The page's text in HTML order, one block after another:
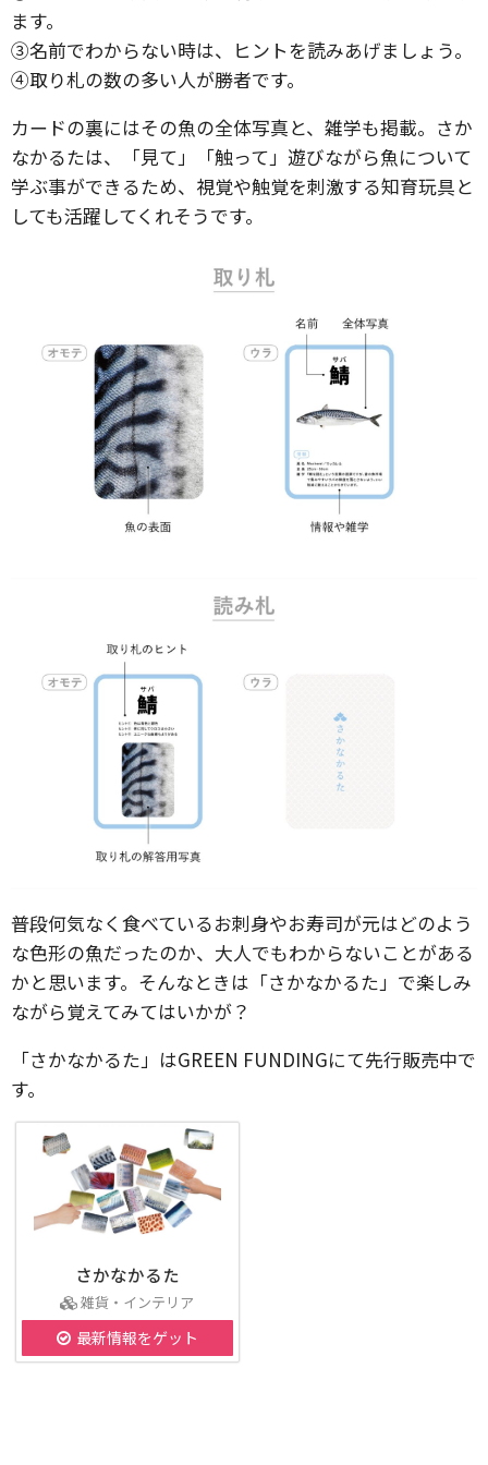
ます。
③名前でわからない時は、ヒントを読みあげましょう。
④取り札の数の多い人が勝者です。
カードの裏にはその魚の全体写真と、雑学も掲載。さか
なかるたは、「見て」「触って」遊びながら魚について
学ぶ事ができるため、視覚や触覚を刺激する知育玩具と
しても活躍してくれそうです。
普段何気なく食べているお刺身やお寿司が元はどのよう
な色形の魚だったのか、大人でもわからないことがある
かと思います。そんなときは「さかなかるた」で楽しみ
ながら覚えてみてはいかが？
「さかなかるた」はGREEN FUNDINGにて先行販売中で
す。
さかなかるた
雑貨・インテリア
最新情報をゲット